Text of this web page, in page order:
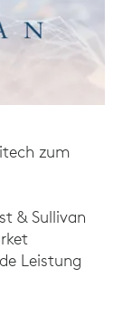
zum
& Sullivan
Leistung